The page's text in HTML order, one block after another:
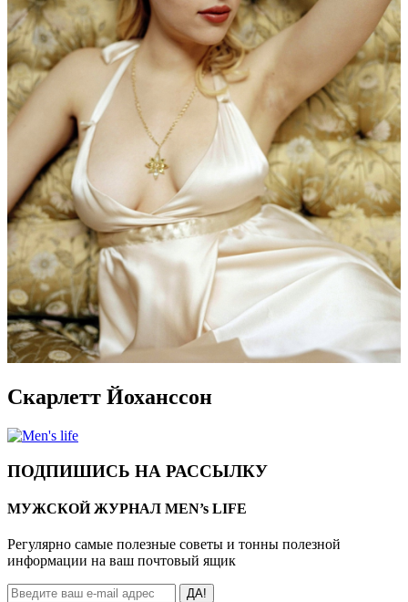
Скарлетт Йоханссон
ПОДПИШИСЬ НА РАССЫЛКУ
МУЖСКОЙ ЖУРНАЛ MEN’s LIFE
Регулярно самые полезные советы и тонны полезной
информации на ваш почтовый ящик
ДА!